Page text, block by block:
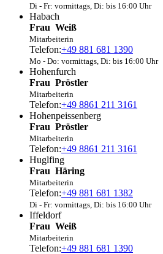
Di - Fr: vormittags, Di: bis 16:00 Uhr
Habach
Frau Weiß
Mitarbeiterin
Telefon:+49 881 681 1390
Mo - Do: vormittags, Di: bis 16:00 Uhr
Hohenfurch
Frau Pröstler
Mitarbeiterin
Telefon:+49 8861 211 3161
Hohenpeissenberg
Frau Pröstler
Mitarbeiterin
Telefon:+49 8861 211 3161
Huglfing
Frau Häring
Mitarbeiterin
Telefon:+49 881 681 1382
Di - Fr: vormittags, Di: bis 16:00 Uhr
Iffeldorf
Frau Weiß
Mitarbeiterin
Telefon:+49 881 681 1390